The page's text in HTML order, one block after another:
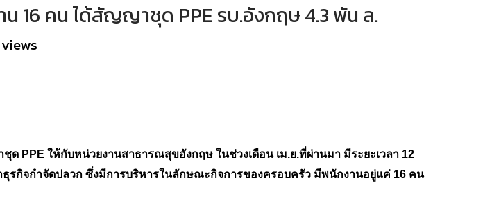
16 คน ได้สัญญาชุด PPE รบ.อังกฤษ 4.3 พัน ล.
PPE ให้กับหน่วยงานสาธารณสุขอังกฤษ ในช่วงเดือน เม.ย.ที่ผ่านมา มีระยะเวลา 12
รกิจกำจัดปลวก ซึ่งมีการบริหารในลักษณะกิจการของครอบครัว มีพนักงานอยู่แค่ 16 คน